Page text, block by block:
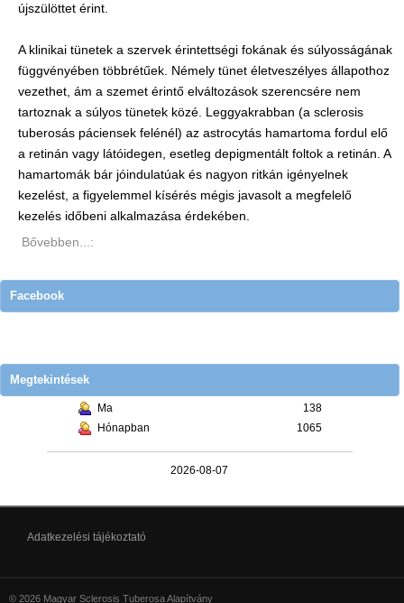
újszülöttet érint.
A klinikai tünetek a szervek érintettségi fokának és súlyosságának
függvényében többrétűek. Némely tünet életveszélyes állapothoz
vezethet, ám a szemet érintő elváltozások szerencsére nem
tartoznak a súlyos tünetek közé. Leggyakrabban (a sclerosis
tuberosás páciensek felénél) az astrocytás hamartoma fordul elő
a retinán vagy látóidegen, esetleg depigmentált foltok a retinán. A
hamartomák bár jóindulatúak és nagyon ritkán igényelnek
kezelést, a figyelemmel kísérés mégis javasolt a megfelelő
kezelés időbeni alkalmazása érdekében.
Bővebben...:
Facebook
Megtekintések
Ma
138
Hónapban
1065
2026-08-07
Adatkezelési tájékoztató
© 2026 Magyar Sclerosis Tuberosa Alapítvány